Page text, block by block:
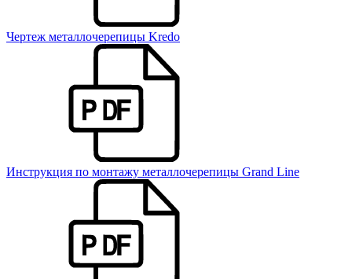
Чертеж металлочерепицы Kredo
Инструкция по монтажу металлочерепицы Grand Line